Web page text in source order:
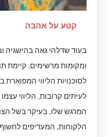
קטע על אהבה
בעוד שדלהי גאה בהישגיה
ומקומות מרשימים, קיימת
לסוכנויות הליווי המפוארת
לעיתים קרובות, הליווי
המרגש שלו, בעיקר בשל
הלקוחות, המעדיפים